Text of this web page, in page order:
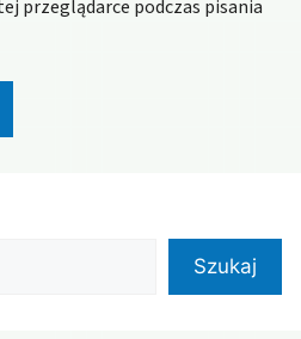
przeglądarce podczas pisania
Szukaj